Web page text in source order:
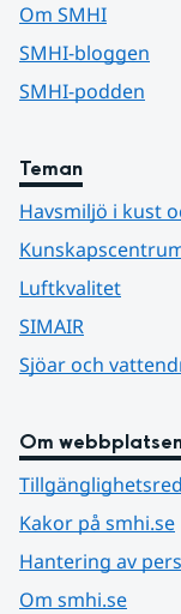
Om SMHI
SMHI-bloggen
SMHI-podden
Teman
Havsmiljö i kust
Luftkvalitet
SIMAIR
Sjöar och
Om
Kakor på smhi.se
Hantering av
Om smhi.se